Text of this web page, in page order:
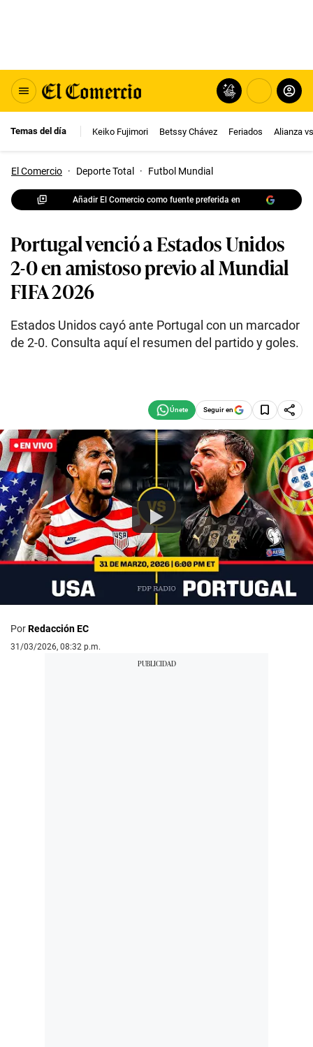
Temas del día Keiko Fujimori Betssy Chávez Feriados Alianza
El Comercio · Deporte Total · Futbol Mundial
Añadir El Comercio como fuente preferida en
Portugal venció a Estados Unidos
2-0 en amistoso previo al Mundial
FIFA 2026
Estados Unidos cayó ante Portugal con un marcador
de 2-0. Consulta aquí el resumen del partido y goles.
Seguir en
PorRedacción EC
31/03/2026, 08:32 p.m.